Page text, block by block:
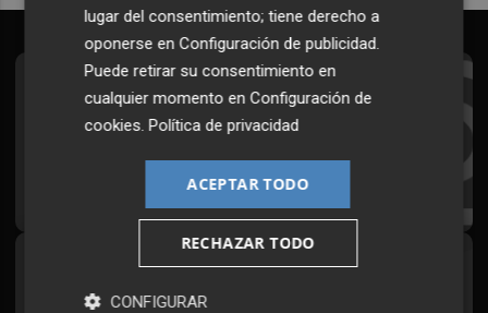
Suscríbete al Boletín
Todos los días a primera hora en tu email
¡Quiero suscribirme!
Síguenos en redes
lugar del consentimiento; tiene derecho a
oponerse enConfiguración de publicidad.
Puede retirar su consentimiento en
cualquier momento enConfiguración de
cookies.Política de privacidad
ACEPTAR TODO
RECHAZAR TODO
CONFIGURAR